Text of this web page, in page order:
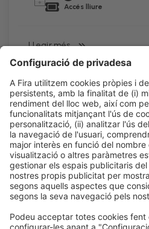
Accés lliure
LLegir més
Informació legalAvís legal Política